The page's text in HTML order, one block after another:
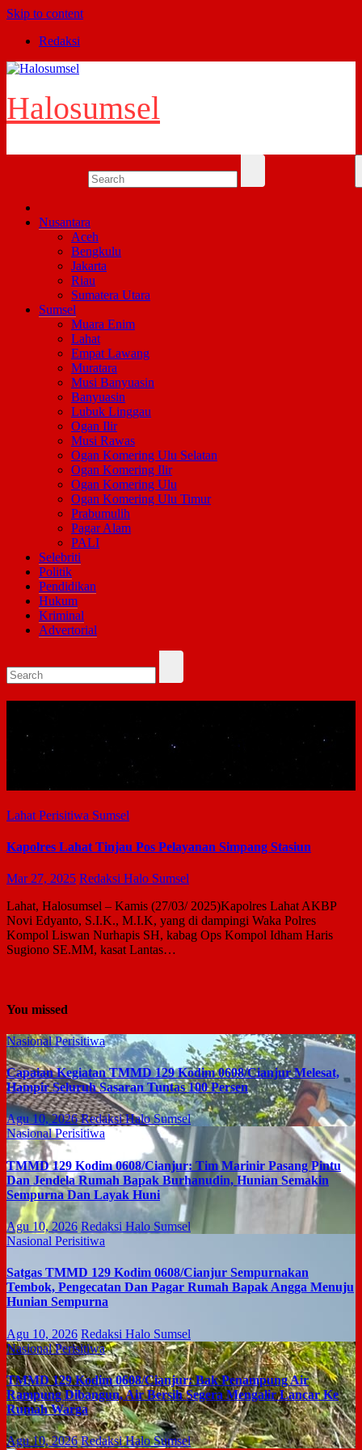
Skip to content
Redaksi
Halosumsel
Nusantara
Aceh
Bengkulu
Jakarta
Riau
Sumatera Utara
Sumsel
Muara Enim
Lahat
Empat Lawang
Muratara
Musi Banyuasin
Banyuasin
Lubuk Linggau
Ogan Ilir
Musi Rawas
Ogan Komering Ulu Selatan
Ogan Komering Ilir
Ogan Komering Ulu
Ogan Komering Ulu Timur
Prabumulih
Pagar Alam
PALI
Selebriti
Politik
Pendidikan
Hukum
Kriminal
Advertorial
Pos Pelayanan Simpang
Lahat Perisitiwa Sumsel
Kapolres Lahat Tinjau Pos Pelayanan Simpang Stasiun
Mar 27, 2025 Redaksi Halo Sumsel
Lahat, Halosumsel – Kamis (27/03/ 2025)Kapolres Lahat AKBP
Novi Edyanto, S.I.K., M.I.K, yang di dampingi Waka Polres
Kompol Liswan Nurhapis SH, kabag Ops Kompol Idham Haris
Sugiono SE.MM, kasat Lantas…
You missed
NasionalPerisitiwa
Capaian Kegiatan TMMD 129 Kodim 0608/Cianjur Melesat,
Hampir Seluruh Sasaran Tuntas 100 Persen
Agu 10, 2026 Redaksi Halo Sumsel
NasionalPerisitiwa
TMMD 129 Kodim 0608/Cianjur: Tim Marinir Pasang Pintu
Dan Jendela Rumah Bapak Burhanudin, Hunian Semakin
Sempurna Dan Layak Huni
Agu 10, 2026 Redaksi Halo Sumsel
Nasional Perisitiwa
Satgas TMMD 129 Kodim 0608/Cianjur Sempurnakan
Tembok, Pengecatan Dan Pagar Rumah Bapak Angga Menuju
Hunian Sempurna
Agu 10, 2026 Redaksi Halo Sumsel
NasionalPerisitiwa
TMMD 129 Kodim 0608/Cianjur: Bak Penampung Air
Rampung Dibangun, Air Bersih Segera Mengalir Lancar Ke
Rumah Warga
Agu 10, 2026 Redaksi Halo Sumsel